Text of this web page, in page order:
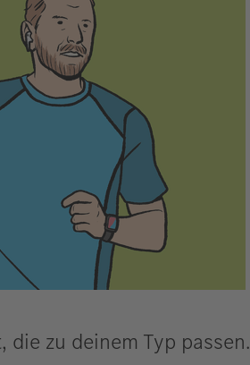
zu deinem Typ passen.